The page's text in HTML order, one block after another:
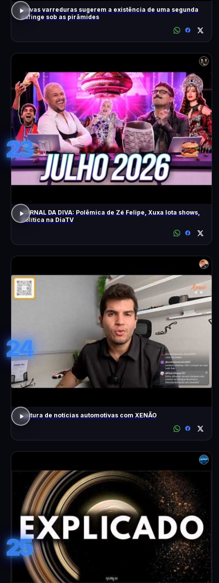
Novas varreduras sugerem a existência de uma segunda
Esfinge sob as pirâmides
23
JORNAL DA DIVA: Polêmica de Zé Felipe, Xuxa lota shows,
Política na DiaTV
24
Leitura de notícias automotivas com XENÃO
25